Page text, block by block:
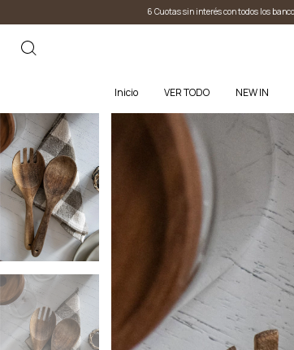
6 Cuotas sin interés con todos los bancos I 15% descuento por transferencia
Inicio VER TODO NEW IN